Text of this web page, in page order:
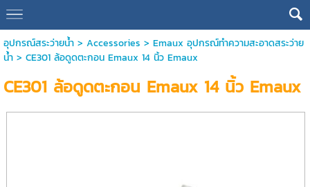
อุปกรณ์สระว่ายน้ำ> Accessories > Emaux อุปกรณ์ทำความสะอาดสระว่าย
น้ำ > CE301 ล้อดูดตะกอน Emaux 14 นิ้ว Emaux
CE301 ล้อดูดตะกอน Emaux 14 นิ้ว Emaux